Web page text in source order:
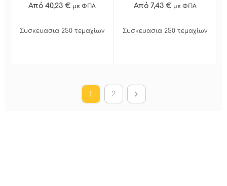
Από 40,23 € με ΦΠΑ
Συσκευασια 250 τεμαχίων
Από 7,43 € με ΦΠΑ
Συσκευασια 250 τεμαχίων
1 2